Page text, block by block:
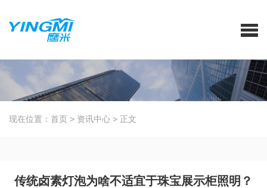
现在位置： 首页 > 资讯中心 > 正文
传统卤素灯泡为啥不适宜于珠宝展示柜照明？